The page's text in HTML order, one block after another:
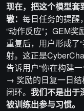
现在，把这个模型
辙： 每日任务的提醒
“动作反应”；GEM奖
重复后，用户形成了
射。这正是
告诉用户“你在构建
→ 奖励的日复一日结
闭环。 我们不是出于
被训练出参与习惯。